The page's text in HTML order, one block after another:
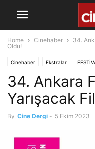
Home Cinehaber
34.
Oldu!
Cinehaber Ekstralar
34. Ankara
Yarışacak
By Cine Dergi - 5 Ekim 2023